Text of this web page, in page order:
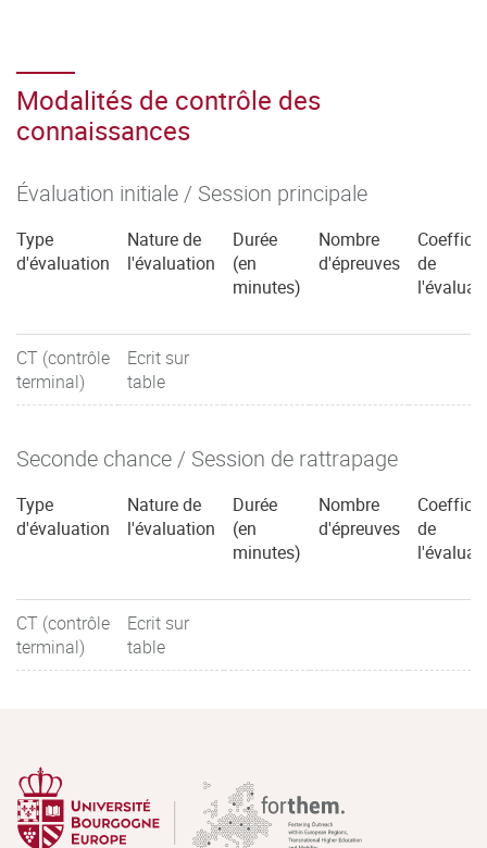
Modalités de contrôle des
connaissances
Évaluation initiale / Session principale
Type
d'évaluation
Nature de
l'évaluation
Durée
(en
minutes)
Nombre
d'épreuves
de
CT (contrôle
terminal)
Ecrit sur
table
Seconde chance / Session de rattrapage
Type
d'évaluation
Nature de
l'évaluation
Durée
(en
minutes)
Nombre
d'épreuves
de
CT (contrôle
terminal)
Ecrit sur
table